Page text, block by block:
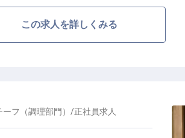
れられない感動を提供していま
この求人を詳しくみる
フ（調理部門） /正社員求人